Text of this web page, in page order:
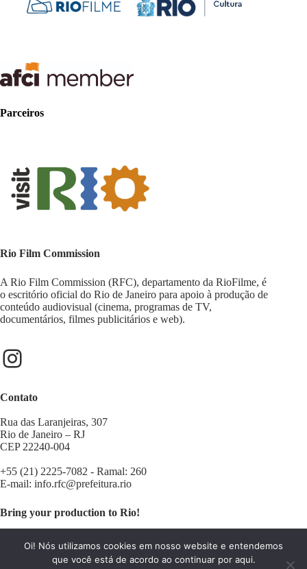
Parceiros
Rio Film Commission
A Rio Film Commission (RFC), departamento da RioFilme, é
o escritório oficial do Rio de Janeiro para apoio à produção de
conteúdo audiovisual (cinema, programas de TV,
documentários, filmes publicitários e web).
Contato
Rua das Laranjeiras, 307
Rio de Janeiro – RJ
CEP 22240-004
+55 (21) 2225-7082 - Ramal: 260
E-mail: info.rfc@prefeitura.rio
Bring your production to Rio!
Contact us: filminrio@prefeitura.rio
Oi! Nós utilizamos cookies em nosso website e entendemos
que você está de acordo ao continuar por aqui.